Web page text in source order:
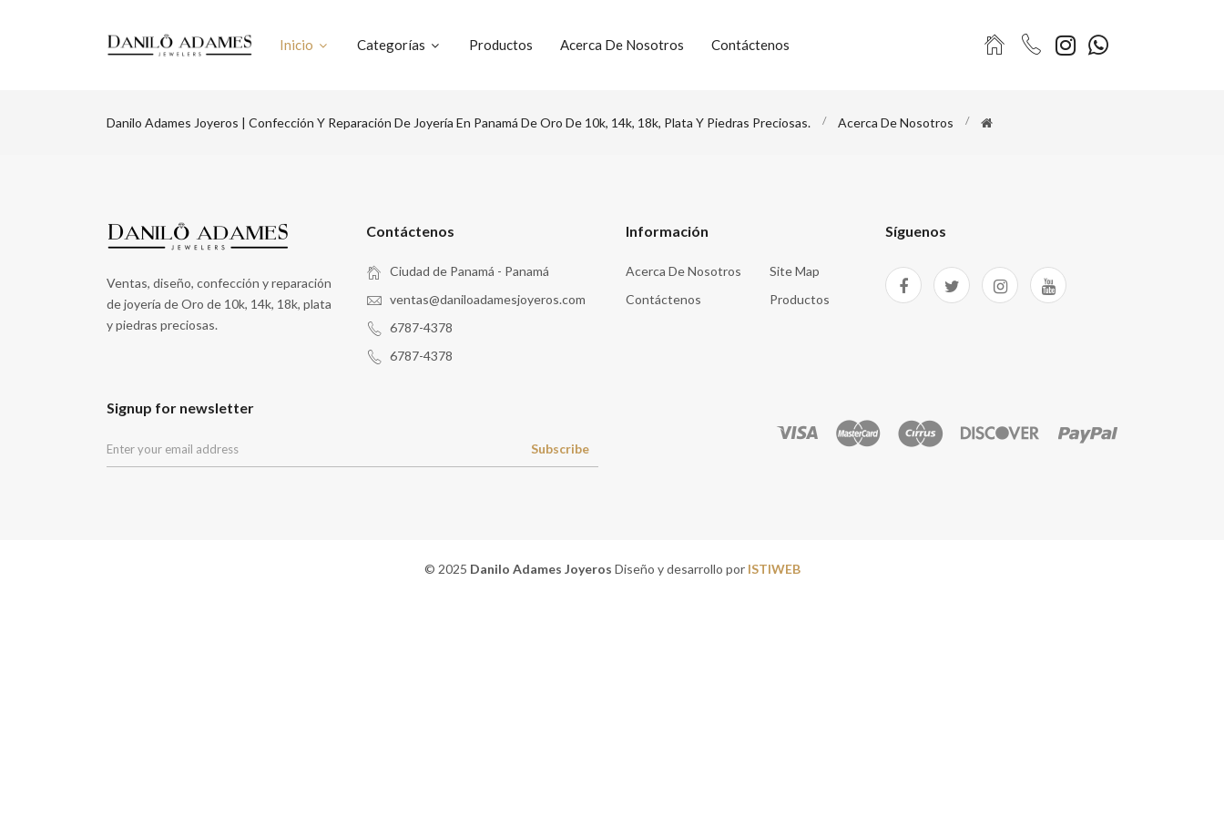
Inicio Categorías Productos Acerca De Nosotros Contáctenos
Danilo Adames Joyeros | Confección Y Reparación De Joyería En Panamá De Oro De 10k, 14k, 18k, Plata Y Piedras Preciosas. Acerca De Nosotros
Ventas, diseño, confección y reparación
de joyería de Oro de 10k, 14k, 18k, plata
y piedras preciosas.
Contáctenos
Ciudad de Panamá - Panamá
ventas@daniloadamesjoyeros.com
6787-4378
6787-4378
Información
Acerca De Nosotros
Site Map
Contáctenos
Productos
Síguenos
Signup for newsletter
Subscribe
© 2025 Danilo Adames Joyeros Diseño y desarrollo por ISTIWEB